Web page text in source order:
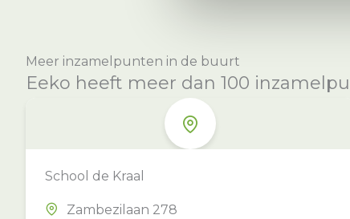
Meer inzamelpunten in de buurt
Eeko heeft meer dan 100
School de Kraal
Zambezilaan 278